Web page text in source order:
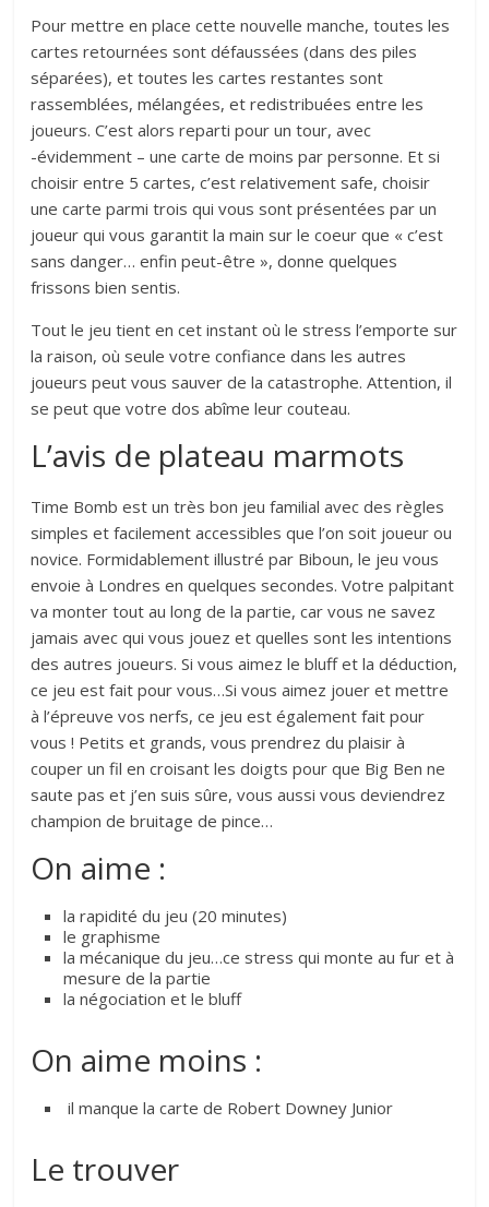
Pour mettre en place cette nouvelle manche, toutes les
cartes retournées sont défaussées (dans des piles
séparées), et toutes les cartes restantes sont
rassemblées, mélangées, et redistribuées entre les
joueurs. C’est alors reparti pour un tour, avec
-évidemment – une carte de moins par personne. Et si
choisir entre 5 cartes, c’est relativement safe, choisir
une carte parmi trois qui vous sont présentées par un
joueur qui vous garantit la main sur le coeur que « c’est
sans danger… enfin peut-être », donne quelques
frissons bien sentis.
Tout le jeu tient en cet instant où le stress l’emporte sur
la raison, où seule votre confiance dans les autres
joueurs peut vous sauver de la catastrophe. Attention, il
se peut que votre dos abîme leur couteau.
L’avis de plateau marmots
Time Bomb est un très bon jeu familial avec des règles
simples et facilement accessibles que l’on soit joueur ou
novice. Formidablement illustré par Biboun, le jeu vous
envoie à Londres en quelques secondes. Votre palpitant
va monter tout au long de la partie, car vous ne savez
jamais avec qui vous jouez et quelles sont les intentions
des autres joueurs. Si vous aimez le bluff et la déduction,
ce jeu est fait pour vous…Si vous aimez jouer et mettre
à l’épreuve vos nerfs, ce jeu est également fait pour
vous ! Petits et grands, vous prendrez du plaisir à
couper un fil en croisant les doigts pour que Big Ben ne
saute pas et j’en suis sûre, vous aussi vous deviendrez
champion de bruitage de pince…
On aime :
la rapidité du jeu (20 minutes)
le graphisme
la mécanique du jeu…ce stress qui monte au fur et à
mesure de la partie
la négociation et le bluff
On aime moins :
il manque la carte de Robert Downey Junior
Le trouver